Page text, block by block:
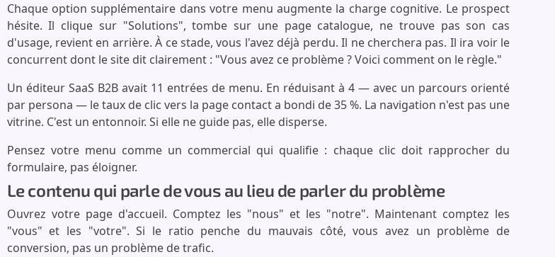
Chaque option supplémentaire dans votre menu augmente la charge cognitive. Le prospect
hésite. Il clique sur "Solutions", tombe sur une page catalogue, ne trouve pas son cas
d'usage, revient en arrière. À ce stade, vous l'avez déjà perdu. Il ne cherchera pas. Il ira voir le
concurrent dont le site dit clairement : "Vous avez ce problème ? Voici comment on le règle."
Un éditeur SaaS B2B avait 11 entrées de menu. En réduisant à 4 — avec un parcours orienté
par persona — le taux de clic vers la page contact a bondi de 35 %. La navigation n'est pas une
vitrine. C'est un entonnoir. Si elle ne guide pas, elle disperse.
Pensez votre menu comme un commercial qui qualifie : chaque clic doit rapprocher du
formulaire, pas éloigner.
Le contenu qui parle de vous au lieu de parler du problème
Ouvrez votre page d'accueil. Comptez les "nous" et les "notre". Maintenant comptez les
"vous" et les "votre". Si le ratio penche du mauvais côté, vous avez un problème de
conversion, pas un problème de trafic.